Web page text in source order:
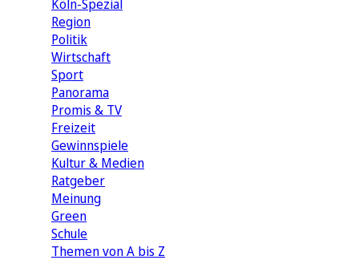
Köln-Spezial
Region
Politik
Wirtschaft
Sport
Panorama
Promis & TV
Freizeit
Gewinnspiele
Kultur & Medien
Ratgeber
Meinung
Green
Schule
Themen von A bis Z